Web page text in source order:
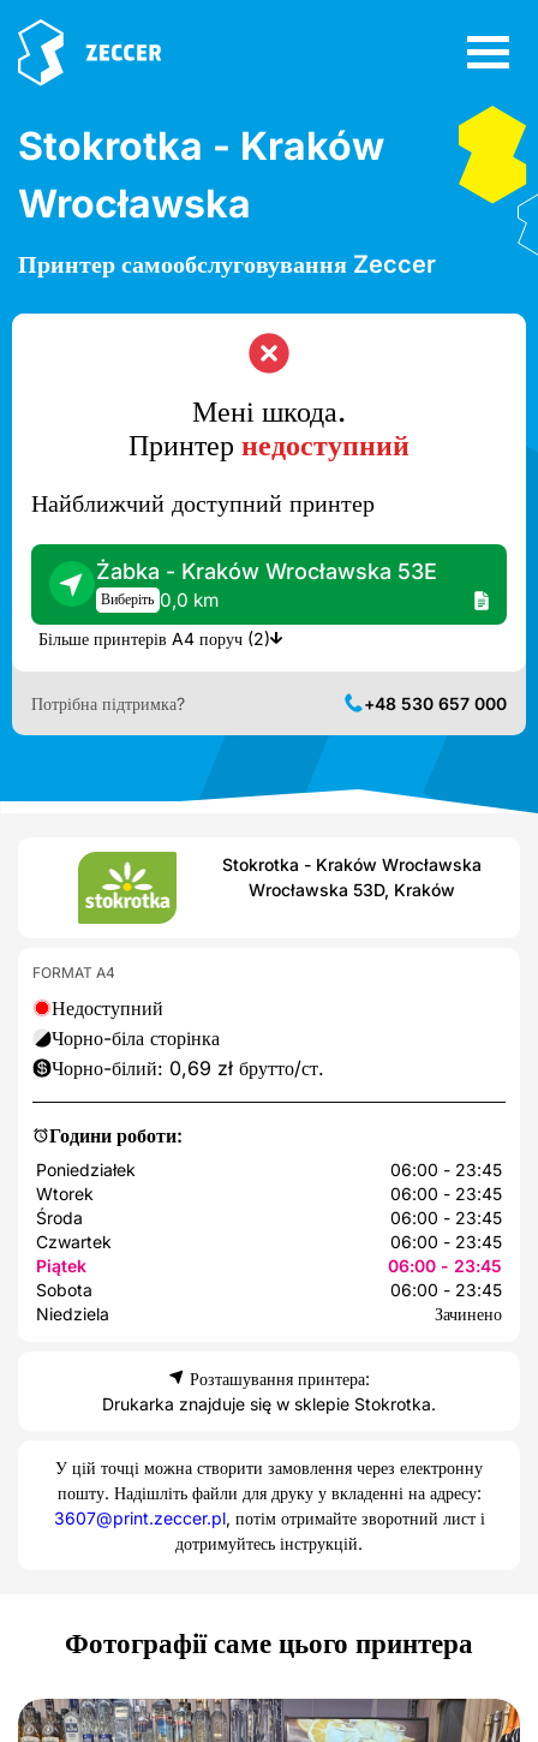
Stokrotka - Kraków
Wrocławska
Принтер самообслуговування Zeccer
Мені шкода.
Принтер недоступний
Найближчий доступний принтер
Żabka - Kraków Wrocławska 53E
Виберіть 0,0 km
Більше принтерів A4 поруч (2)
Потрібна підтримка? +48 530 657 000
Stokrotka - Kraków Wrocławska
Wrocławska 53D, Kraków
Години роботи:
Poniedziałek
06:00 - 23:45
Wtorek
06:00 - 23:45
Środa
06:00 - 23:45
Czwartek
06:00 - 23:45
Piątek
06:00 - 23:45
Sobota
06:00 - 23:45
Niedziela
Зачинено
FORMAT A4
Недоступний
Чорно-біла сторінка
Чорно-білий: 0,69 zł брутто/ст.
Розташування принтера:
Drukarka znajduje się w sklepie Stokrotka.
У цій точці можна створити замовлення через електронну
пошту. Надішліть файли для друку у вкладенні на адресу:
3607@print.zeccer.pl, потім отримайте зворотний лист і
дотримуйтесь інструкцій.
Фотографії саме цього принтера